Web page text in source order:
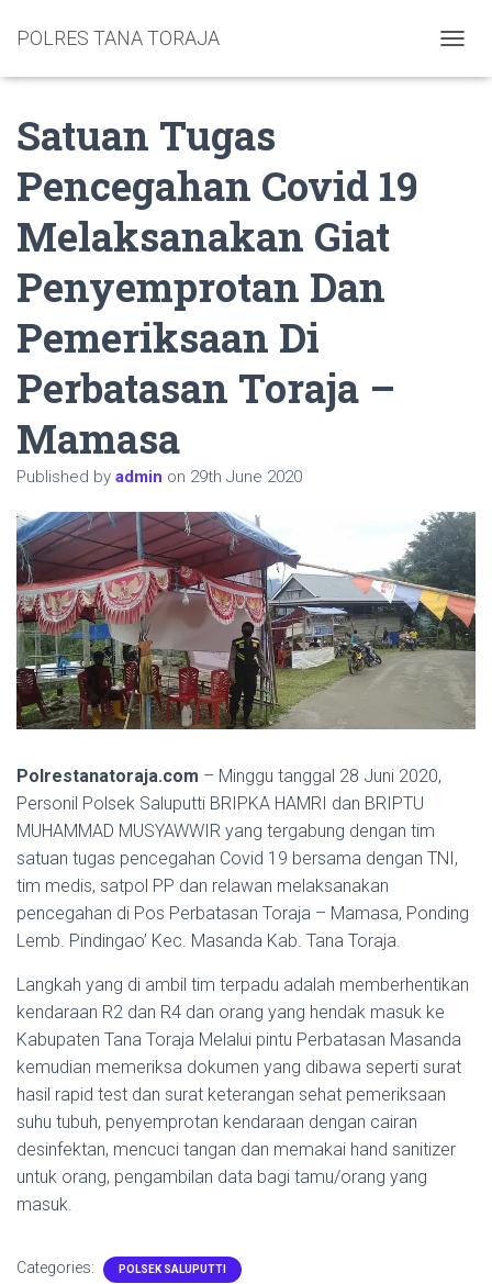
POLRES TANA TORAJA
Satuan Tugas
Pencegahan Covid 19
Melaksanakan Giat
Penyemprotan Dan
Pemeriksaan Di
Perbatasan Toraja –
Mamasa
Published by admin on 29th June 2020
Polrestanatoraja.com – Minggu tanggal 28 Juni 2020,
Personil Polsek Saluputti BRIPKA HAMRI dan BRIPTU
MUHAMMAD MUSYAWWIR yang tergabung dengan tim
satuan tugas pencegahan Covid 19 bersama dengan TNI,
tim medis, satpol PP dan relawan melaksanakan
pencegahan di Pos Perbatasan Toraja – Mamasa, Ponding
Lemb. Pindingao’ Kec. Masanda Kab. Tana Toraja.
Langkah yang di ambil tim terpadu adalah memberhentikan
kendaraan R2 dan R4 dan orang yang hendak masuk ke
Kabupaten Tana Toraja Melalui pintu Perbatasan Masanda
kemudian memeriksa dokumen yang dibawa seperti surat
hasil rapid test dan surat keterangan sehat pemeriksaan
suhu tubuh, penyemprotan kendaraan dengan cairan
desinfektan, mencuci tangan dan memakai hand sanitizer
untuk orang, pengambilan data bagi tamu/orang yang
masuk.
Categories: POLSEK SALUPUTTI